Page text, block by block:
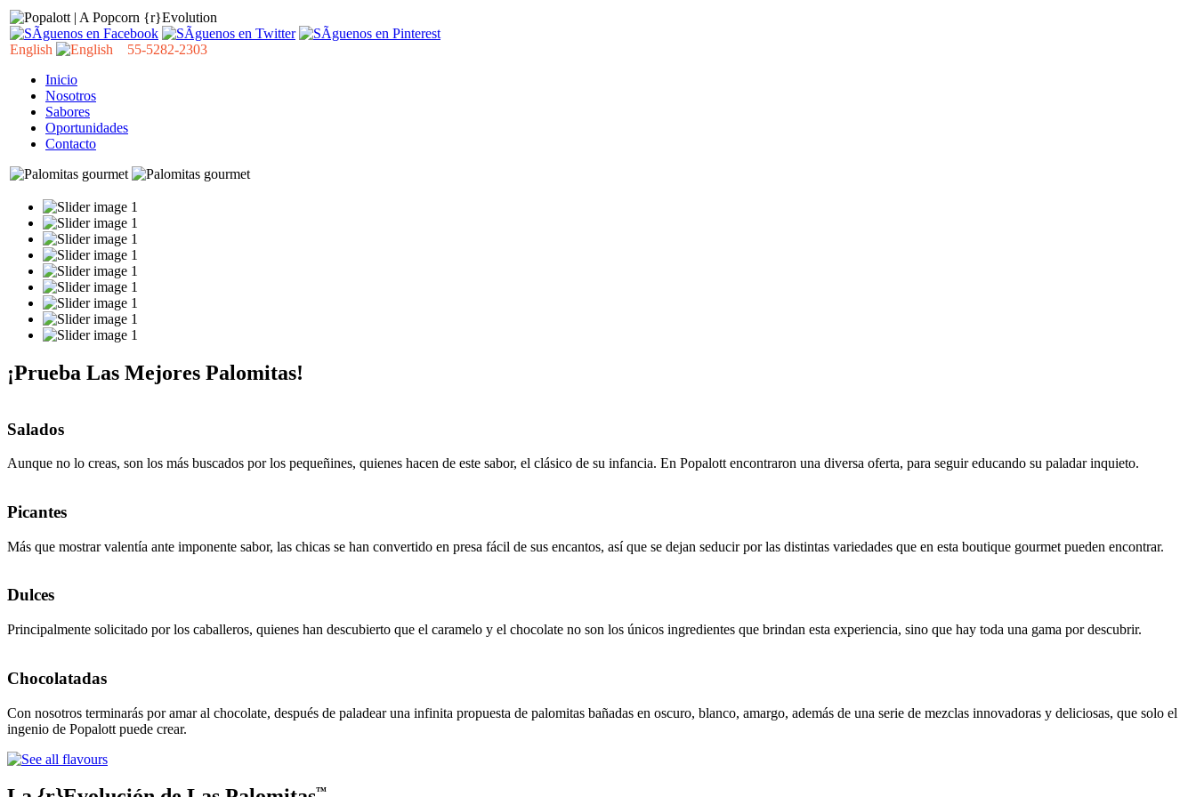
English
55-5282-2303
Inicio
Nosotros
Sabores
Oportunidades
Contacto
¡Prueba Las Mejores Palomitas!
Salados
Aunque no lo creas, son los más buscados por los pequeñines, quienes hacen de este sabor, el clásico de su infancia. En Popalott encontraron una diversa oferta, para seguir educando su paladar inquieto.
Picantes
Más que mostrar valentía ante imponente sabor, las chicas se han convertido en presa fácil de sus encantos, así que se dejan seducir por las distintas variedades que en esta boutique gourmet pueden encontrar.
Dulces
Principalmente solicitado por los caballeros, quienes han descubierto que el caramelo y el chocolate no son los únicos ingredientes que brindan esta experiencia, sino que hay toda una gama por descubrir.
Chocolatadas
Con nosotros terminarás por amar al chocolate, después de paladear una infinita propuesta de palomitas bañadas en oscuro, blanco, amargo, además de una serie de mezclas innovadoras y deliciosas, que solo el
ingenio de Popalott puede crear.
™